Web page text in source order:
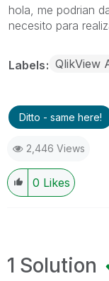
hola, me podrian
necesito para
Labels QlikView
Ditto - same here!
2,446 Views
0 Likes
1 Solution